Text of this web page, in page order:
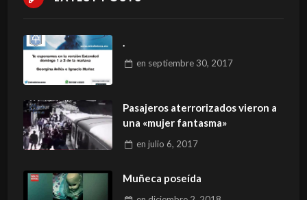
.
en septiembre 30, 2017
Pasajeros aterrorizados vieron a
una «mujer fantasma»
en julio 6, 2017
Muñeca poseída